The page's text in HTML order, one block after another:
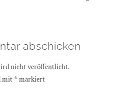
abschicken
nicht veröffentlicht.
mit* markiert